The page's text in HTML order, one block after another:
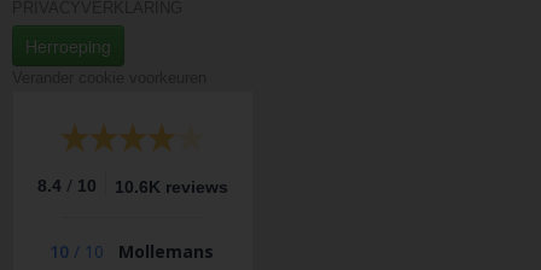
Herroeping
8.4 / 10 10.6K reviews
10 / 10
Mollemans